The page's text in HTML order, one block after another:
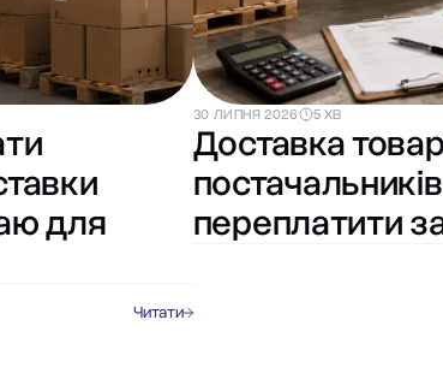
для
Читати
30 ЛИПНЯ 2026 5 ХВ
Доставка
переплатити